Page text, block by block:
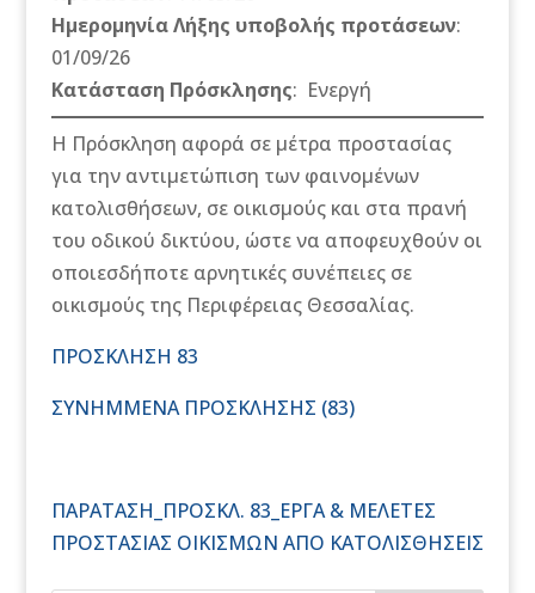
Ημερομηνία Λήξης υποβολής προτάσεων:
01/09/26
Κατάσταση Πρόσκλησης: Ενεργή
Η Πρόσκληση αφορά σε μέτρα προστασίας
για την αντιμετώπιση των φαινομένων
κατολισθήσεων, σε οικισμούς και στα πρανή
του οδικού δικτύου, ώστε να αποφευχθούν οι
οποιεσδήποτε αρνητικές συνέπειες σε
οικισμούς της Περιφέρειας Θεσσαλίας.
ΠΡΟΣΚΛΗΣΗ 83
ΣΥΝΗΜΜΕΝΑ ΠΡΟΣΚΛΗΣΗΣ (83)
ΠΑΡΑΤΑΣΗ_ΠΡΟΣΚΛ. 83_ΕΡΓΑ & ΜΕΛΕΤΕΣ
ΠΡΟΣΤΑΣΙΑΣ ΟΙΚΙΣΜΩΝ ΑΠΟ ΚΑΤΟΛΙΣΘΗΣΕΙΣ